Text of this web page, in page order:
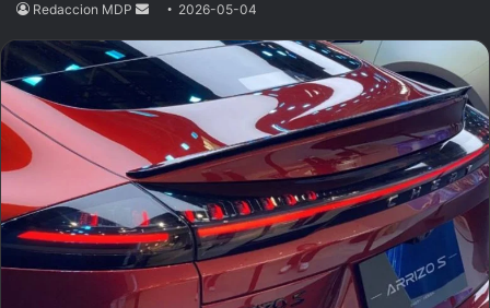
Redaccion MDP
Send
email
2026-05-04